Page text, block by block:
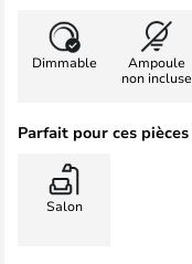
Dimmable
Ampoule
non incluse
Parfait pour ces pièces
Salon